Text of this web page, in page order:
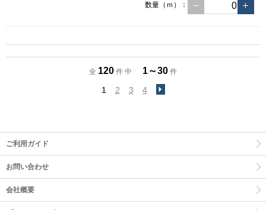
数量（ｍ）：
全 120 件 中 1～30 件
1 2 3 4
ご利用ガイド
お問い合わせ
会社概要